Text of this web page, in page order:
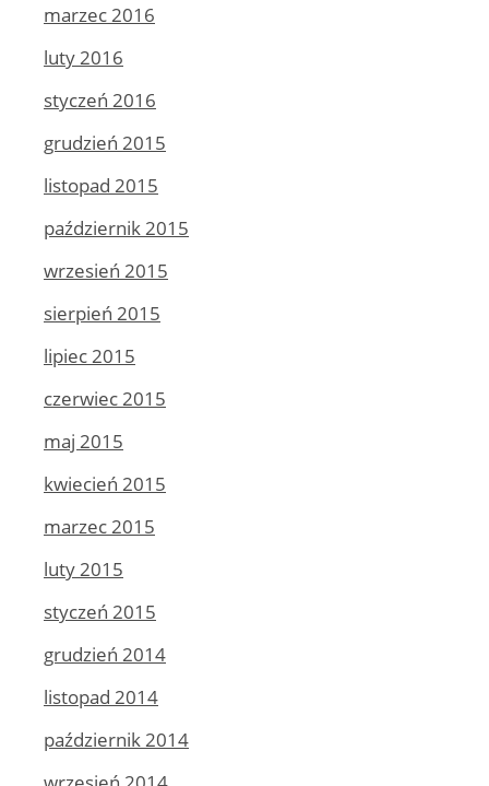
marzec 2016
luty 2016
styczeń 2016
grudzień 2015
listopad 2015
październik 2015
wrzesień 2015
sierpień 2015
lipiec 2015
czerwiec 2015
maj 2015
kwiecień 2015
marzec 2015
luty 2015
styczeń 2015
grudzień 2014
listopad 2014
październik 2014